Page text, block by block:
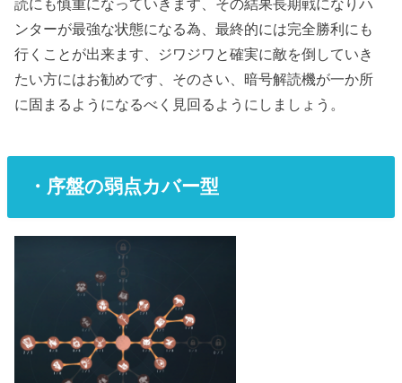
読にも慎重になっていきます、その結果長期戦になりハ
ンターが最強な状態になる為、最終的には完全勝利にも
行くことが出来ます、ジワジワと確実に敵を倒していき
たい方にはお勧めです、そのさい、暗号解読機が一か所
に固まるようになるべく見回るようにしましょう。
・序盤の弱点カバー型